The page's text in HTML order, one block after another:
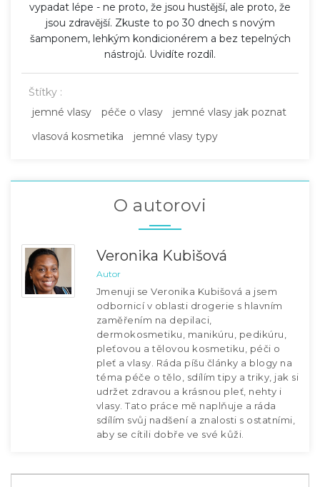
vypadat lépe - ne proto, že jsou hustější, ale proto, že
jsou zdravější. Zkuste to po 30 dnech s novým
šamponem, lehkým kondicionérem a bez tepelných
nástrojů. Uvidíte rozdíl.
Štítky :
jemné vlasy
péče o vlasy
jemné vlasy jak poznat
vlasová kosmetika
jemné vlasy typy
O autorovi
Veronika Kubišová
Autor
Jmenuji se Veronika Kubišová a jsem
odbornicí v oblasti drogerie s hlavním
zaměřením na depilaci,
dermokosmetiku, manikúru, pedikúru,
pleťovou a tělovou kosmetiku, péči o
pleť a vlasy. Ráda píšu články a blogy na
téma péče o tělo, sdílím tipy a triky, jak si
udržet zdravou a krásnou pleť, nehty i
vlasy. Tato práce mě naplňuje a ráda
sdílím svůj nadšení a znalosti s ostatními,
aby se cítili dobře ve své kůži.